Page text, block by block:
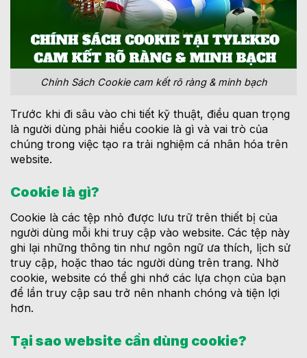
Chính Sách Cookie cam kết rõ ràng & minh bạch
Trước khi đi sâu vào chi tiết kỹ thuật, điều quan trọng
là người dùng phải hiểu cookie là gì và vai trò của
chúng trong việc tạo ra trải nghiệm cá nhân hóa trên
website.
Cookie là gì?
Cookie là các tệp nhỏ được lưu trữ trên thiết bị của
người dùng mỗi khi truy cập vào website. Các tệp này
ghi lại những thông tin như ngôn ngữ ưa thích, lịch sử
truy cập, hoặc thao tác người dùng trên trang. Nhờ
cookie, website có thể ghi nhớ các lựa chọn của bạn
để lần truy cập sau trở nên nhanh chóng và tiện lợi
hơn.
Tại sao website cần dùng cookie?